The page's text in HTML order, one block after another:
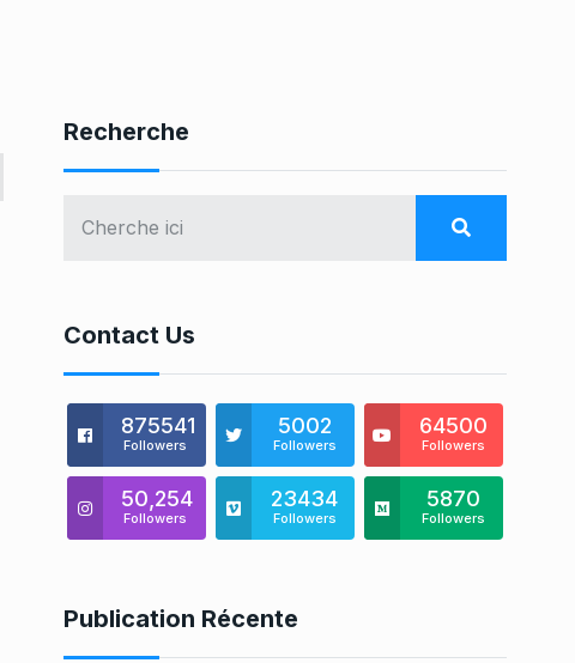
Recherche
Contact Us
875541
Followers
5002
Followers
64500
Followers
50,254
Followers
23434
Followers
5870
Followers
Publication Récente